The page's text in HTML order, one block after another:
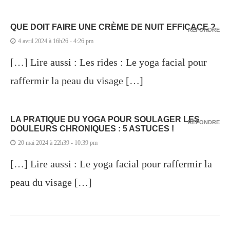
QUE DOIT FAIRE UNE CRÈME DE NUIT EFFICACE ?
4 avril 2024 à 16h26 - 4:26 pm
[…] Lire aussi : Les rides : Le yoga facial pour
raffermir la peau du visage […]
RÉPONDRE
LA PRATIQUE DU YOGA POUR SOULAGER LES
DOULEURS CHRONIQUES : 5 ASTUCES !
20 mai 2024 à 22h39 - 10:39 pm
[…] Lire aussi : Le yoga facial pour raffermir la
peau du visage […]
RÉPONDRE